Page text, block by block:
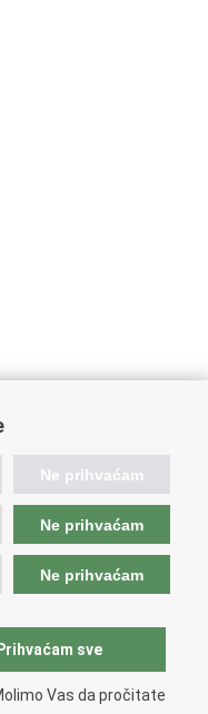
Ne prihvaćam
Ne prihvaćam
Ne prihvaćam
Prihvaćam sve
Vas da pročitate